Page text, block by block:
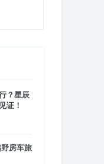
？星辰
证！
房车旅